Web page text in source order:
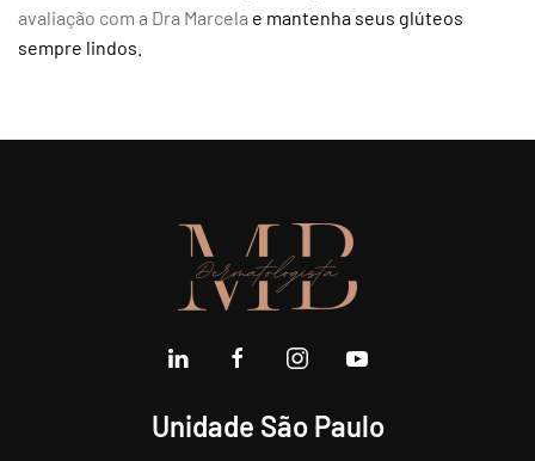
avaliação com a Dra Marcela e mantenha seus glúteos
sempre lindos.
Unidade São Paulo